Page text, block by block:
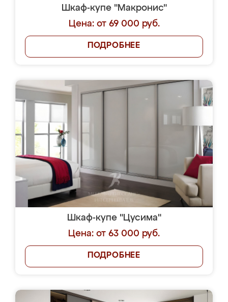
Шкаф-купе "Макронис"
Цена: от 69 000 руб.
ПОДРОБНЕЕ
Шкаф-купе "Цусима"
Цена: от 63 000 руб.
ПОДРОБНЕЕ